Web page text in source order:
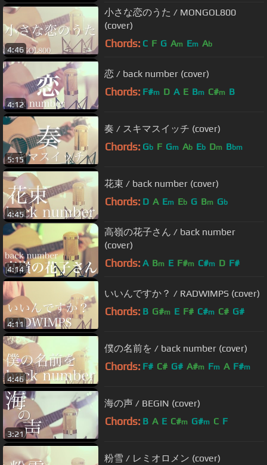
4:46
小さな恋のうた / MONGOL800
(cover)
Chords: C F G Am Em Ab
4:12
恋 / back number (cover)
Chords: F#m D A E Bm C#m B
5:15
奏 / スキマスイッチ (cover)
Chords: Gb F Gm Ab Eb Dm Bbm
4:45
花束 / back number (cover)
Chords: D A Em Eb G Bm Gb
4:14
高嶺の花子さん / back number
(cover)
Chords: A Bm E F#m C#m D F#
4:11
いいんですか？ / RADWIMPS (cover)
Chords: B G#m E F# C#m C# G#
4:46
僕の名前を / back number (cover)
Chords: F# C# G# A#m Fm A F#m
3:21
海の声 / BEGIN (cover)
Chords: B A E C#m G#m C F
粉雪 / レミオロメン (cover)